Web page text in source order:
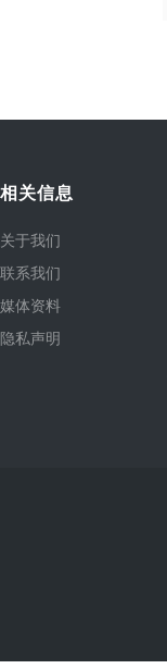
相关信息
关于我们
联系我们
媒体资料
隐私声明